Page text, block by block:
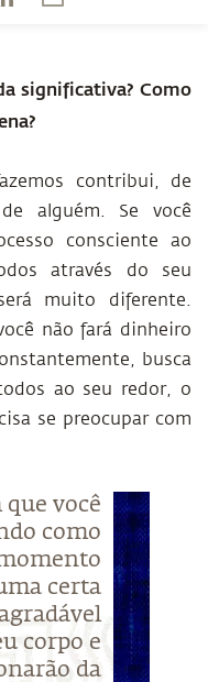
significativa? Como
contribui, de
alguém. Se você
consciente ao
através do seu
muito diferente.
não fará dinheiro
busca
ao seu redor, o
se preocupar com
você
como
certa
corpo e
da